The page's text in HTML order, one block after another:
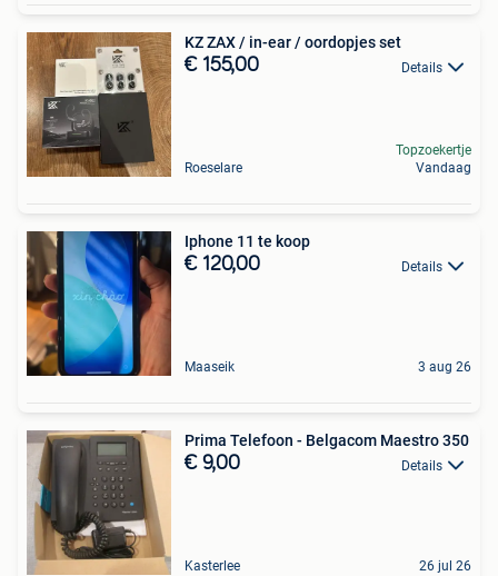
KZ ZAX / in-ear / oordopjes set
€ 155,00 Details
Roeselare
Topzoekertje
Vandaag
Iphone 11 te koop
€ 120,00 Details
Maaseik 3 aug 26
Prima Telefoon - Belgacom Maestro 350
€ 9,00 Details
Kasterlee 26 jul 26